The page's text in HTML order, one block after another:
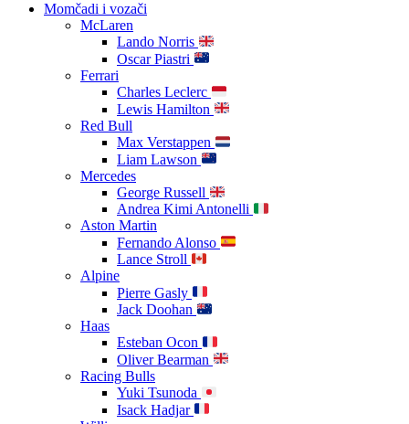
Momčadi i vozači
McLaren
Lando Norris
Oscar Piastri
Ferrari
Charles Leclerc
Lewis Hamilton
Red Bull
Max Verstappen
Liam Lawson
Mercedes
George Russell
Andrea Kimi Antonelli
Aston Martin
Fernando Alonso
Lance Stroll
Alpine
Pierre Gasly
Jack Doohan
Haas
Esteban Ocon
Oliver Bearman
Racing Bulls
Yuki Tsunoda
Isack Hadjar